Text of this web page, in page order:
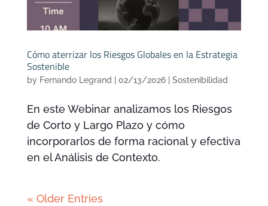
Cómo aterrizar los Riesgos Globales en la Estrategia
Sostenible
by Fernando Legrand 02/13/2026| Sostenibilidad
En este Webinar analizamos los Riesgos
de Corto y Largo Plazo y cómo
incorporarlos de forma racional y efectiva
en el Análisis de Contexto.
« Older Entries